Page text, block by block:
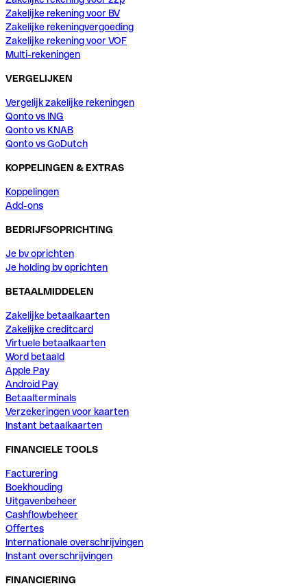
Zakelijke rekening voor BV
Zakelijke rekeningvergoeding
Zakelijke rekening voor VOF
Multi-rekeningen
VERGELIJKEN
Vergelijk zakelijke rekeningen
Qonto vs ING
Qonto vs KNAB
Qonto vs GoDutch
KOPPELINGEN & EXTRAS
Koppelingen
Add-ons
BEDRIJFSOPRICHTING
Je bv oprichten
Je holding bv oprichten
BETAALMIDDELEN
Zakelijke betaalkaarten
Zakelijke creditcard
Virtuele betaalkaarten
Word betaald
Apple Pay
Android Pay
Betaalterminals
Verzekeringen voor kaarten
Instant betaalkaarten
FINANCIELE TOOLS
Facturering
Boekhouding
Uitgavenbeheer
Cashflowbeheer
Offertes
Internationale overschrijvingen
Instant overschrijvingen
FINANCIERING